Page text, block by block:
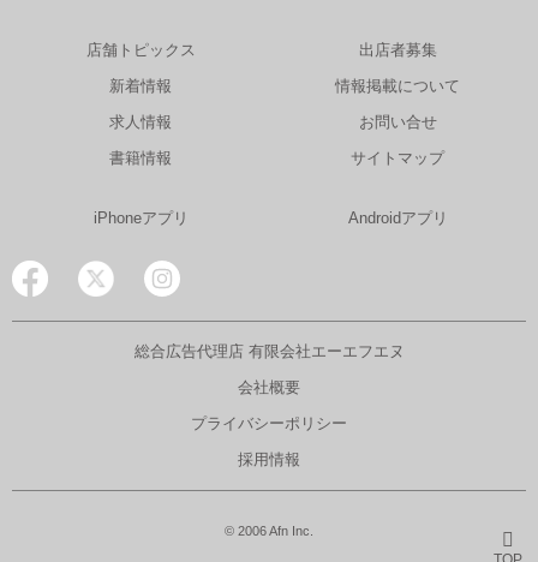
店舗トピックス
新着情報
求人情報
書籍情報
出店者募集
情報掲載について
お問い合せ
サイトマップ
iPhoneアプリ Androidアプリ
総合広告代理店 有限会社エーエフエヌ
会社概要
プライバシーポリシー
採用情報
© 2006 Afn Inc.